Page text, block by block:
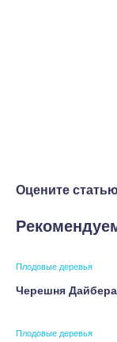
Оцените статью
Плодовые деревья
Черешня Дайбера
Плодовые деревья